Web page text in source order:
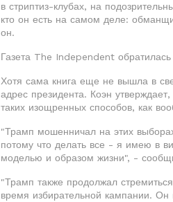
в стриптиз-клубах, на
кто он есть на самом деле:
он.
Газета The Independent
Хотя сама книга еще не вышла в
адрес президента. Коэн
таких изощренных способов, как
"Трамп мошенничал на этих
потому что делать все - я имею в
моделью и образом жизни", -
"Трамп также продолжал
время избирательной кампании.